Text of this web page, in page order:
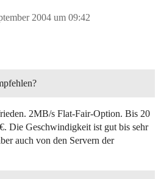
2004 um 09:42
2MB/s Flat-Fair-Option. Bis 20
Die Geschwindigkeit ist gut bis sehr
auch von den Servern der